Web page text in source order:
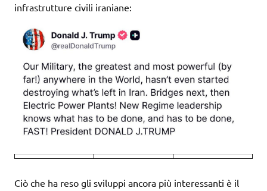
infrastrutture civili iraniane:
Ciò che ha reso gli sviluppi ancora più interessanti è il